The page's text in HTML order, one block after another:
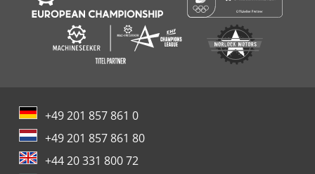
+49 201 857 861 0
+49 201 857 861 80
+44 20 331 800 72